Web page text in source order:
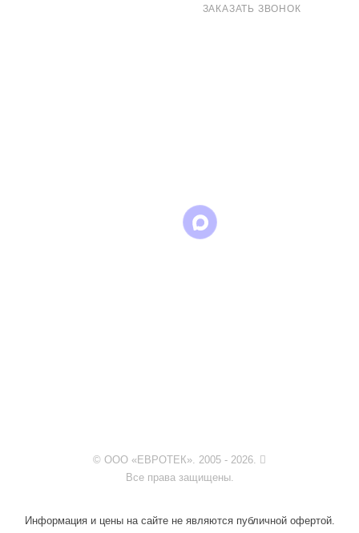
ЗАКАЗАТЬ ЗВОНОК
© ООО «ЕВРОТЕК». 2005 - 2026.
Все права защищены.
Информация и цены на сайте не являются публичной офертой.